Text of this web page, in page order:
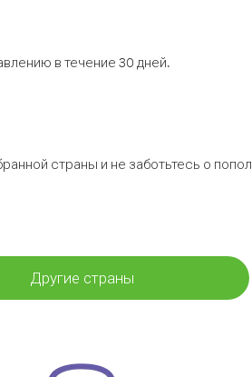
в течение 30 дней.
страны и не заботьтесь о
Другие страны